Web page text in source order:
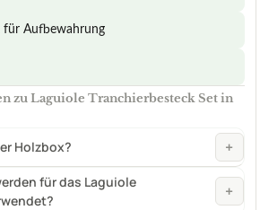
für Aufbewahrung
zu Laguiole Tranchierbesteck Set in
Holzbox? +
für das Laguiole
+